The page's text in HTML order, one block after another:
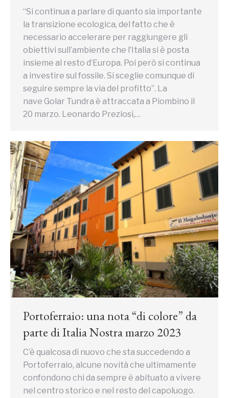
“Si continua a parlare di quanto sia importante
la transizione ecologica, del fatto che è
necessario accelerare per raggiungere gli
obiettivi sull’ambiente che l’Italia si è posta
insieme al resto d’Europa. Poi però si continua
a investire sul fossile. Si sceglie comunque di
seguire sempre la via del profitto”. La
nave Golar Tundra è attraccata a Piombino il
20 marzo. Leonardo Preziosi,…
Portoferraio: una nota “di colore” da
parte di Italia Nostra marzo 2023
C’è qualcosa di nuovo che sta succedendo a
Portoferraio, alcune novità che ultimamente
confondono chi da sempre è abituato a vivere
nel centro storico e nel resto del capoluogo.